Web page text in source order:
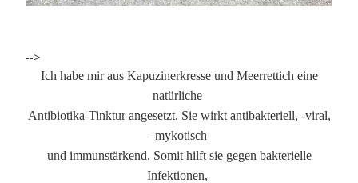
-->
Ich habe mir aus Kapuzinerkresse und Meerrettich eine
natürliche
Antibiotika-Tinktur angesetzt. Sie wirkt antibakteriell, -viral,
–mykotisch
und immunstärkend. Somit hilft sie gegen bakterielle
Infektionen,